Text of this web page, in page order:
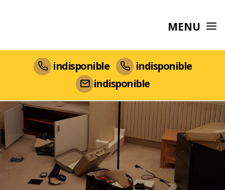
MENU
indisponible
indisponible
indisponible